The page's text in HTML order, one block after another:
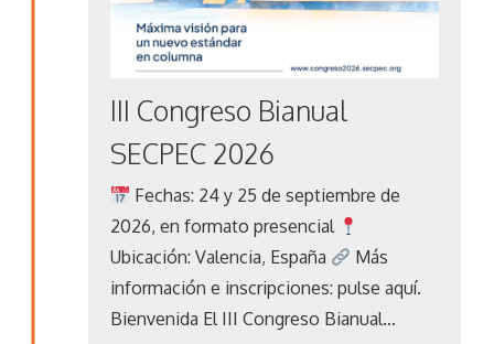
III Congreso Bianual
SECPEC 2026
Fechas: 24 y 25 de septiembre de
2026, en formato presencial
Ubicación: Valencia, España
Más
información e inscripciones: pulse aquí.
Bienvenida El III Congreso Bianual…